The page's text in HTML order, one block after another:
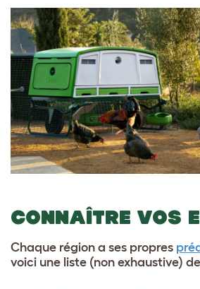
CONNAÎTRE VOS
Chaque région a ses propres
voici une liste (non exhaustive)